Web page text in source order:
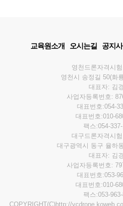
교육원소개 오시는길 공지
영천드론자격시
영천시 송정길 50(화
대표자: 김
사업자등록번호:
대표번호:054-
대표번호:010-
팩스:054-
대구드론자격시
대구광역시 동구 율하
대표자: 김
사업자등록번호:
대표번호:053-
대표번호:010-
팩스:053-
COPYRIGHT(C)http://